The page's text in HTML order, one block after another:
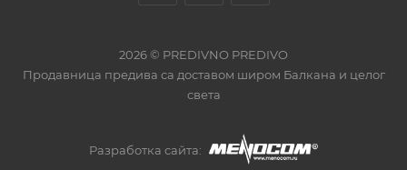
2026 © PREDIVNO PREDIVO
Продавница предива са доставом широм Балкана и целог
света
Разработка сайта: